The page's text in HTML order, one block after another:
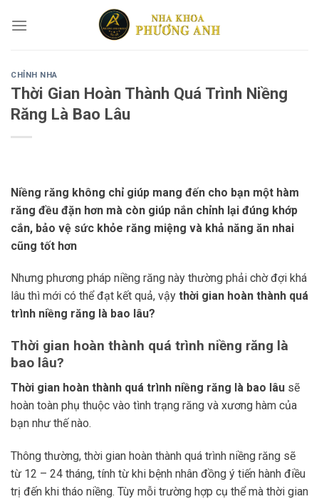
CHỈNH NHA
Thời Gian Hoàn Thành Quá Trình Niềng
Răng Là Bao Lâu
Niềng răng không chỉ giúp mang đến cho bạn một hàm
răng đều đặn hơn mà còn giúp nắn chỉnh lại đúng khớp
cắn, bảo vệ sức khỏe răng miệng và khả năng ăn nhai
cũng tốt hơn
Nhưng phương pháp niềng răng này thường phải chờ đợi khá
lâu thì mới có thể đạt kết quả, vậy thời gian hoàn thành quá
trình niềng răng là bao lâu?
Thời gian hoàn thành quá trình niềng răng là
bao lâu?
Thời gian hoàn thành quá trình niềng răng là bao lâu sẽ
hoàn toàn phụ thuộc vào tình trạng răng và xương hàm của
bạn như thế nào.
Thông thường, thời gian hoàn thành quá trình niềng răng sẽ
từ 12 – 24 tháng, tính từ khi bệnh nhân đồng ý tiến hành điều
trị đến khi tháo niềng. Tùy mỗi trường hợp cụ thể mà thời gian